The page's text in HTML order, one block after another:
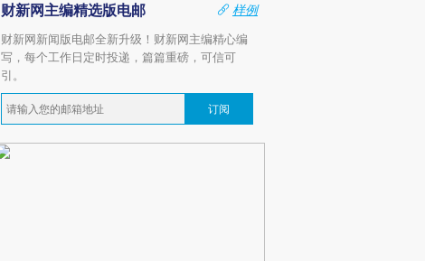
财新网主编精选版电邮
样例
财新网新闻版电邮全新升级！财新网主编精心编
写，每个工作日定时投递，篇篇重磅，可信可
引。
订阅